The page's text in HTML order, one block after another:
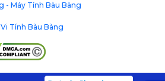
- Máy Tính Bàu Bàng
Tính Bàu Bàng